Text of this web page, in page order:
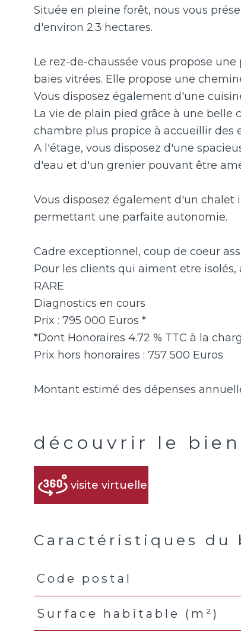
Située en pleine forêt, nous vous
d'environ 2.3 hectares.
Le rez-de-chaussée vous propose
baies vitrées. Elle propose une
Vous disposez également d'une
La vie de plain pied grâce à une belle
chambre plus propice à accueillir des
A l'étage, vous disposez d'une
d'eau et d'un grenier pouvant être
Vous disposez également d'un
permettant une parfaite autonomie.
Cadre exceptionnel, coup de coeur
Pour les clients qui aiment etre
RARE
Diagnostics en cours
Prix : 795 000 Euros *
*Dont Honoraires 4.72 % TTC à la
Prix hors honoraires : 757 500 Euros
découvrir le bien
visite virtuelle
Caractéristiques du
Caractéristiques
Code postal
Surface habitable (m²)